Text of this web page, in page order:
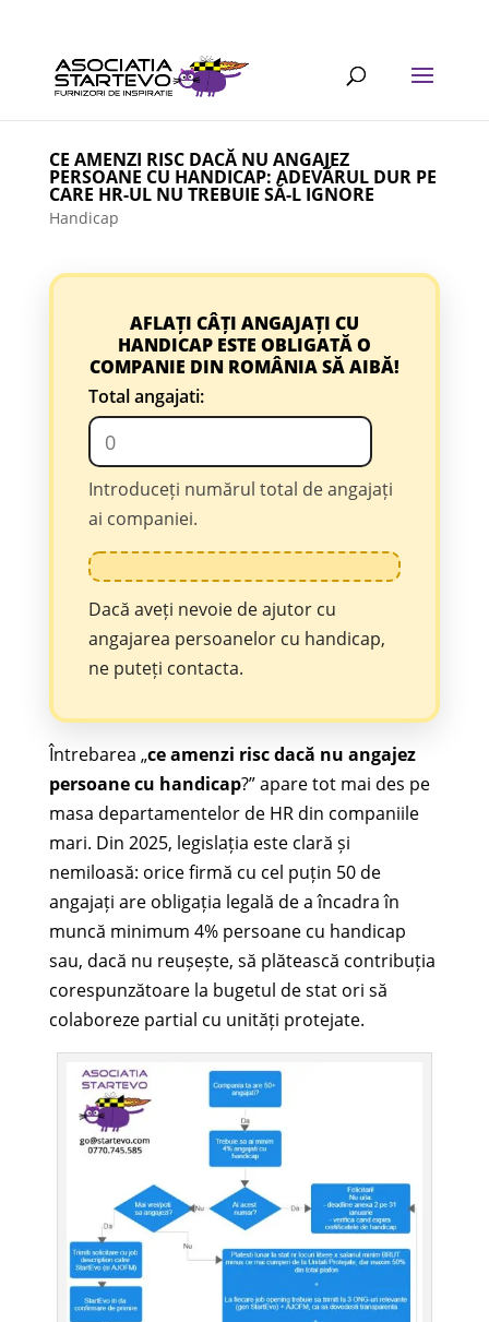
CE AMENZI RISC DACĂ NU ANGAJEZ
PERSOANE CU HANDICAP: ADEVĂRUL DUR PE
CARE HR-UL NU TREBUIE SĂ-L IGNORE
Handicap
AFLAȚI CÂȚI ANGAJAȚI CU
HANDICAP ESTE OBLIGATĂ O
COMPANIE DIN ROMÂNIA SĂ AIBĂ!
Total angajati:
Introduceți numărul total de angajați
ai companiei.
Dacă aveți nevoie de ajutor cu
angajarea persoanelor cu handicap,
ne puteți contacta.
Întrebarea „ce amenzi risc dacă nu angajez
persoane cu handicap?” apare tot mai des pe
masa departamentelor de HR din companiile
mari. Din 2025, legislația este clară și
nemiloasă: orice firmă cu cel puțin 50 de
angajați are obligația legală de a încadra în
muncă minimum 4% persoane cu handicap
sau, dacă nu reușește, să plătească contribuția
corespunzătoare la bugetul de stat ori să
colaboreze partial cu unități protejate.